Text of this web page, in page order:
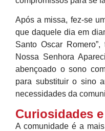
Após a missa, fez-se
que daquele dia em
Santo Oscar
Nossa Senhora
abençoado o sono
para substituir o sino
necessidades da
Curiosidades
A comunidade é a